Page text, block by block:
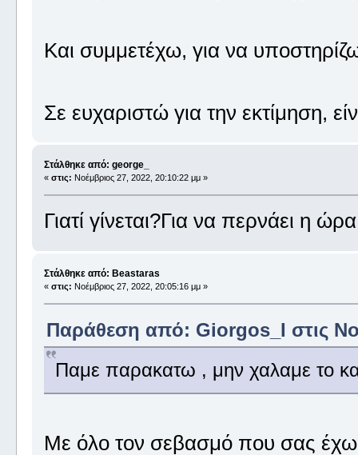
Και συμμετέχω, για να
Σε ευχαριστώ για την εκτίμηση,
Στάλθηκε από: george_
« στις: Νοέμβριος 27, 2022, 20:10:22 μμ »
Γιατί γίνεται?Για να περνάει η
Στάλθηκε από: Beastaras
« στις: Νοέμβριος 27, 2022, 20:05:16 μμ »
Παράθεση από: Giorgos_I στις
Παμε παρακατω , μην χαλαμε το
Με όλο τον σεβασμό που σας έχω